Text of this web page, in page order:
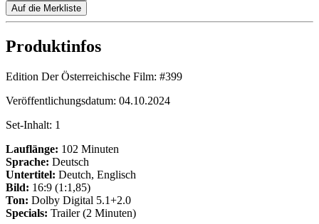
Auf die Merkliste
Produktinfos
Edition Der Österreichische Film: #399
Veröffentlichungsdatum: 04.10.2024
Set-Inhalt: 1
Lauflänge: 102 Minuten
Sprache: Deutsch
Untertitel: Deutch, Englisch
Bild: 16:9 (1:1,85)
Ton: Dolby Digital 5.1+2.0
Specials: Trailer (2 Minuten)